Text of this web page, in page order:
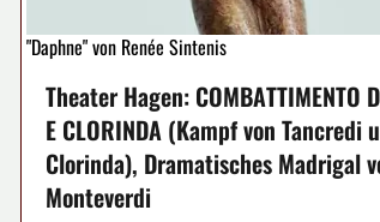
"Daphne" von Renée Sintenis
Theater Hagen: COMBATTIMENTO
E CLORINDA (Kampf von Tancredi
Clorinda), Dramatisches Madrigal
Monteverdi